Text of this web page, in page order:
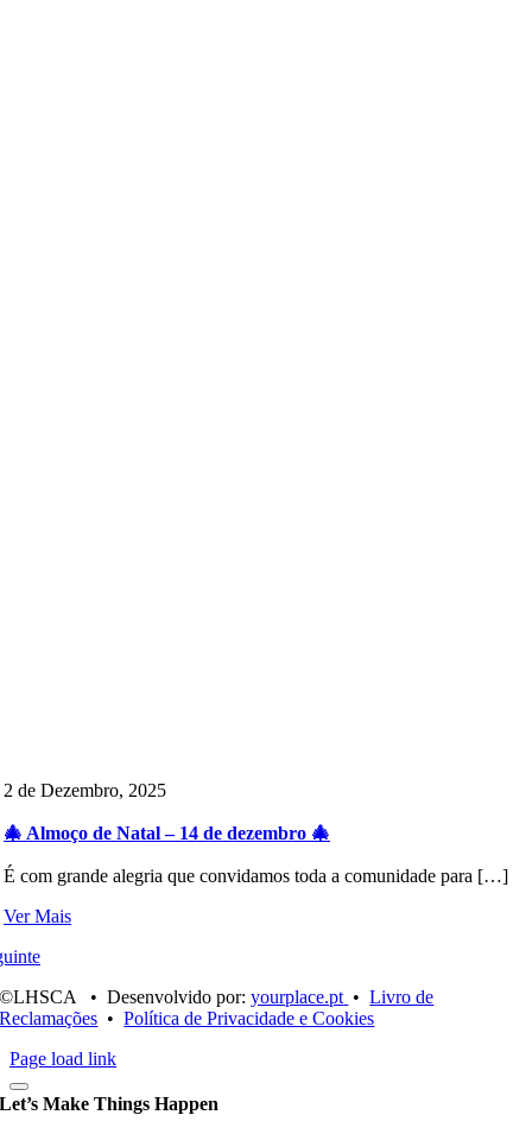
2 de Dezembro, 2025
🎄 Almoço de Natal – 14 de dezembro 🎄
É com grande alegria que convidamos toda a comunidade para […]
Ver Mais
©LHSCA • Desenvolvido por:yourplace.pt •Livro de
Reclamações •Política de Privacidade e Cookies
Page load link
Let’s Make Things Happen